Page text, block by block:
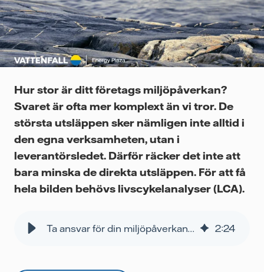
Hur stor är ditt företags miljöpåverkan?
Svaret är ofta mer komplext än vi tror. De
största utsläppen sker nämligen inte alltid i
den egna verksamheten, utan i
leverantörsledet. Därför räcker det inte att
bara minska de direkta utsläppen. För att få
hela bilden behövs livscykelanalyser (LCA).
Ta ansvar för din miljöpåverkan i hela värdekedjan 2:24